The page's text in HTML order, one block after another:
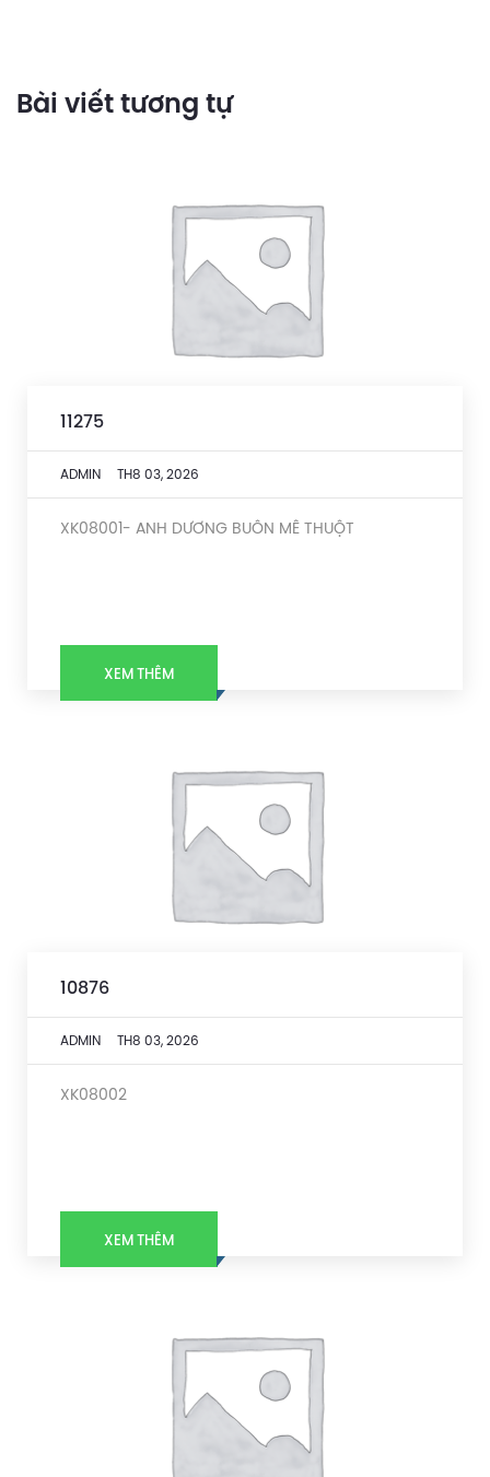
Bài viết tương tự
11275
ADMIN TH8 03, 2026
XK08001- ANH DƯƠNG BUÔN MÊ THUỘT
XEM THÊM
10876
ADMIN TH8 03, 2026
XK08002
XEM THÊM